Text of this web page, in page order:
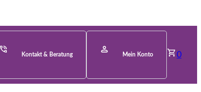
Kontakt & Beratung Mein Konto 0